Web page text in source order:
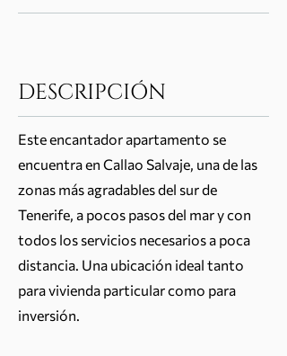
DESCRIPCIÓN
Este encantador apartamento se
encuentra en Callao Salvaje, una de las
zonas más agradables del sur de
Tenerife, a pocos pasos del mar y con
todos los servicios necesarios a poca
distancia. Una ubicación ideal tanto
para vivienda particular como para
inversión.